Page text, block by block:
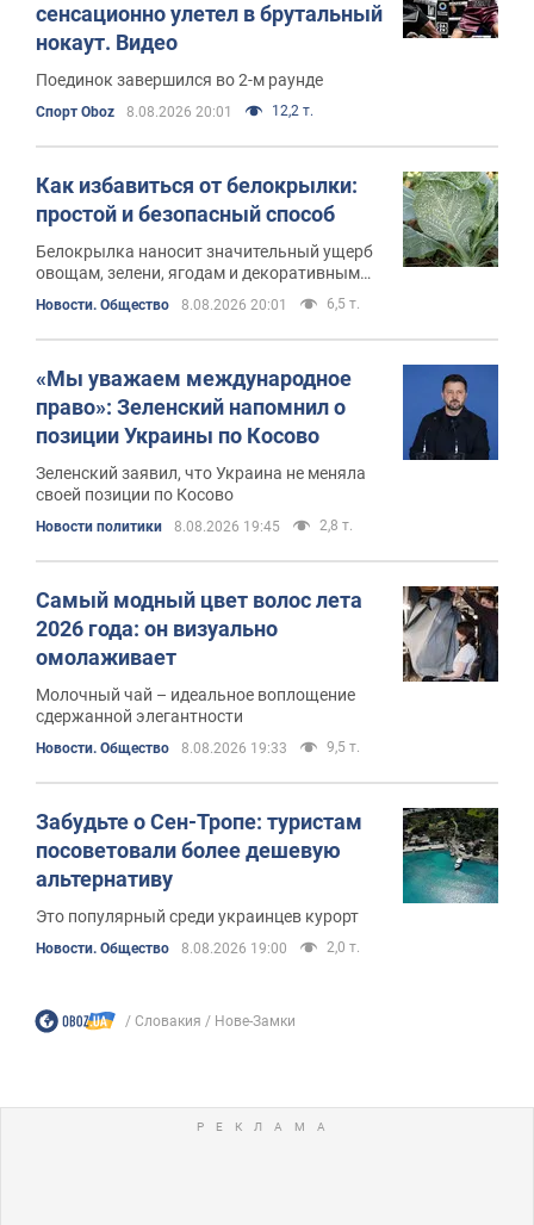
сенсационно улетел в брутальный
нокаут. Видео
Поединок завершился во 2-м раунде
Спорт Oboz 8.08.2026 20:01 12,2 т.
Как избавиться от белокрылки:
простой и безопасный способ
Белокрылка наносит значительный ущерб
овощам, зелени, ягодам и декоративным
Новости. Общество 8.08.2026 20:01 6,5 т.
«Мы уважаем международное
право»: Зеленский напомнил о
позиции Украины по Косово
Зеленский заявил, что Украина не меняла
своей позиции по Косово
Новости политики 8.08.2026 19:45 2,8 т.
Самый модный цвет волос лета
2026 года: он визуально
омолаживает
Молочный чай – идеальное воплощение
сдержанной элегантности
Новости. Общество 8.08.2026 19:33 9,5 т.
Забудьте о Сен-Тропе: туристам
посоветовали более дешевую
альтернативу
Это популярный среди украинцев курорт
Новости. Общество 8.08.2026 19:00 2,0 т.
Словакия Нове-Замки